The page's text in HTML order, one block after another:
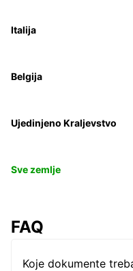
Italija
Belgija
Ujedinjeno Kraljevstvo
Sve zemlje
FAQ
Koje dokumente